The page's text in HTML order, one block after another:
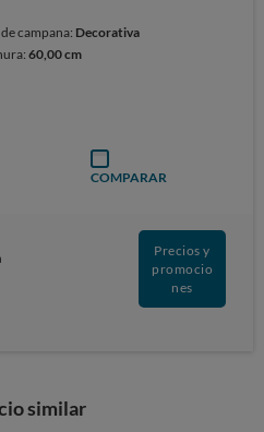
campana: Decorativa
60,00 cm
COMPARAR
Precios y
promocio
nes
similar